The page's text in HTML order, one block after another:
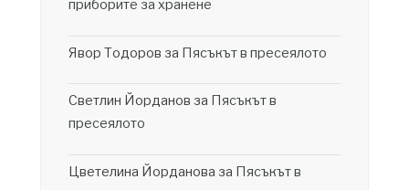
приборите за хранене
Явор Тодоров за Пясъкът в пресеялото
Светлин Йорданов за Пясъкът в
пресеялото
Цветелина Йорданова за Пясъкът в